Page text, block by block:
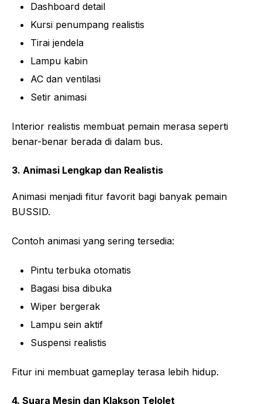
Dashboard detail
Kursi penumpang realistis
Tirai jendela
Lampu kabin
AC dan ventilasi
Setir animasi
Interior realistis membuat pemain merasa seperti
benar-benar berada di dalam bus.
3. Animasi Lengkap dan Realistis
Animasi menjadi fitur favorit bagi banyak pemain
BUSSID.
Contoh animasi yang sering tersedia:
Pintu terbuka otomatis
Bagasi bisa dibuka
Wiper bergerak
Lampu sein aktif
Suspensi realistis
Fitur ini membuat gameplay terasa lebih hidup.
4. Suara Mesin dan Klakson Telolet